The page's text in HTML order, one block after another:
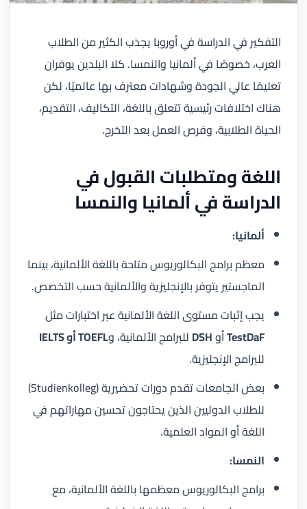
التفكير في الدراسة في أوروبا يجذب الكثير من الطلاب
العرب، خصوصًا في ألمانيا والنمسا. كلا البلدين يوفران
تعليمًا عالي الجودة وشهادات معترف بها عالميًا، لكن
هناك اختلافات رئيسية تتعلق باللغة، التكاليف، التقديم،
الحياة الطلابية، وفرص العمل بعد التخرج.
اللغة ومتطلبات القبول في
الدراسة في ألمانيا والنمسا
ألمانيا:
معظم برامج البكالوريوس متاحة باللغة الألمانية، بينما
الماجستير يتوفر بالإنجليزية والألمانية حسب التخصص.
يجب إثبات مستوى اللغة الألمانية عبر اختبارات مثل
TestDaFأوDSH للبرامج الألمانية، وTOEFL أو IELTS
للبرامج الإنجليزية.
بعض الجامعات تقدم دورات تحضيرية (Studienkolleg)
للطلاب الدوليين الذين يحتاجون تحسين مهاراتهم في
اللغة أو المواد العلمية.
النمسا:
برامج البكالوريوس معظمها باللغة الألمانية، مع